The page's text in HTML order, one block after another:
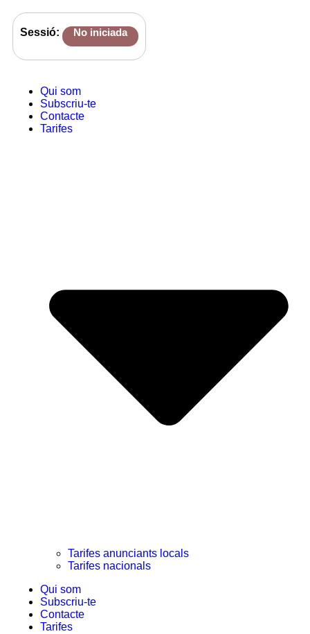
Sessió: No iniciada
Qui som
Subscriu-te
Contacte
Tarifes
Tarifes anunciants locals
Tarifes nacionals
Qui som
Subscriu-te
Contacte
Tarifes